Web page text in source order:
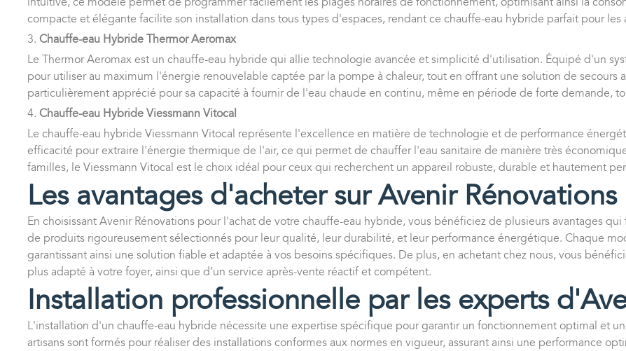
compacte et élégante facilite son installation dans tous types d'espaces, rendant ce chauffe-eau hybride parfait pour
3. Chauffe-eau Hybride Thermor Aeromax
Le Thermor Aeromax est un chauffe-eau hybride qui allie technologie avancée et simplicité d'utilisation. Équipé d'un
pour utiliser au maximum l'énergie renouvelable captée par la pompe à chaleur, tout en offrant une solution de secours
particulièrement apprécié pour sa capacité à fournir de l'eau chaude en continu, même en période de forte demande,
4. Chauffe-eau Hybride Viessmann Vitocal
Le chauffe-eau hybride Viessmann Vitocal représente l'excellence en matière de technologie et de performance
efficacité pour extraire l'énergie thermique de l'air, ce qui permet de chauffer l'eau sanitaire de manière très
familles, le Viessmann Vitocal est le choix idéal pour ceux qui recherchent un appareil robuste, durable et hautement
Les avantages d'acheter sur Avenir Rénovations
En choisissant Avenir Rénovations pour l'achat de votre chauffe-eau hybride, vous bénéficiez de plusieurs avantages
de produits rigoureusement sélectionnés pour leur qualité, leur durabilité, et leur performance énergétique. Chaque
garantissant ainsi une solution fiable et adaptée à vos besoins spécifiques. De plus, en achetant chez nous, vous
plus adapté à votre foyer, ainsi que d’un service après-vente réactif et compétent.
Installation professionnelle par les experts
L'installation d'un chauffe-eau hybride nécessite une expertise spécifique pour garantir un fonctionnement optimal et
artisans sont formés pour réaliser des installations conformes aux normes en vigueur, assurant ainsi une performance